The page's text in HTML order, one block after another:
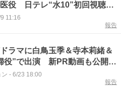
役 日テレ“水10”初回視聴率
％ 白鳥玉季、寺本莉緒ら
11:16
報告
ラマに白鳥玉季＆寺本莉緒＆
役”で出演 新PR動画も公開＜
イ 母子救命救急班＞
ン - 6/23 18:00
報告